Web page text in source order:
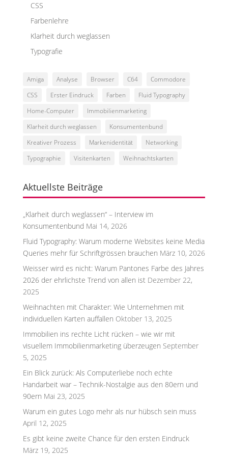
CSS
Farbenlehre
Klarheit durch weglassen
Typografie
Amiga Analyse Browser C64
Commodore
CSS
Erster Eindruck Farben
Fluid Typography
Home-Computer
Immobilienmarketing
Klarheit durch weglassen
Konsumentenbund
Kreativer Prozess
Markenidentität
Networking
Typographie
Visitenkarten Weihnachtskarten
Aktuellste Beiträge
„Klarheit durch weglassen“ – Interview im
Konsumentenbund Mai 14, 2026
Fluid Typography: Warum moderne Websites keine Media
Queries mehr für Schriftgrössen brauchen März 10, 2026
Weisser wird es nicht: Warum Pantones Farbe des Jahres
2026 der ehrlichste Trend von allen ist Dezember 22,
2025
Weihnachten mit Charakter: Wie Unternehmen mit
individuellen Karten auffallen Oktober 13, 2025
Immobilien ins rechte Licht rücken – wie wir mit
visuellem Immobilienmarketing überzeugen September
5, 2025
Ein Blick zurück: Als Computerliebe noch echte
Handarbeit war – Technik-Nostalgie aus den 80ern und
90ern Mai 23, 2025
Warum ein gutes Logo mehr als nur hübsch sein muss
April 12, 2025
Es gibt keine zweite Chance für den ersten Eindruck
März 19, 2025